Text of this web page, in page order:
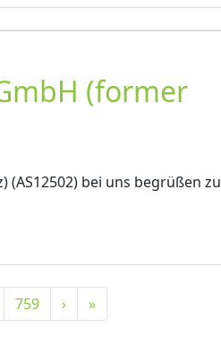
(former
bei uns begrüßen zu
P
a
759 › »